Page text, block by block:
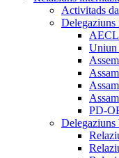
Activitads
Delegaziuns
Uniun
PD-
Delegaziuns